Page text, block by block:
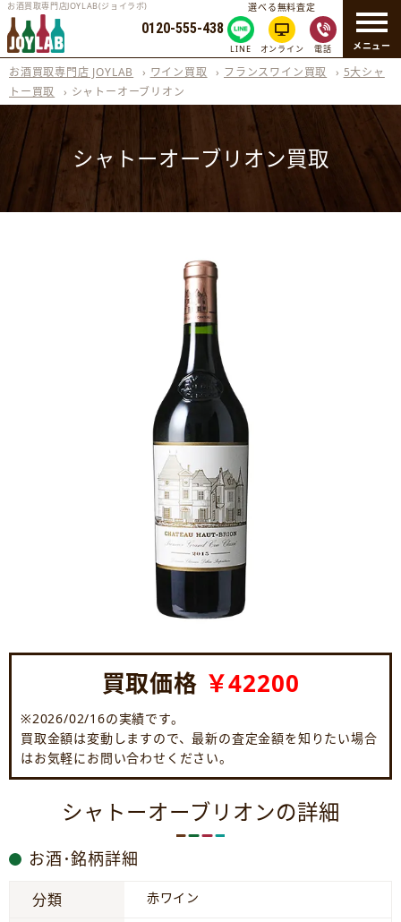
メニュー
お酒買取専門店JOYLAB(ジョイラボ)
0120-555-438
選べる無料査定
LINE オンライン 電話
お酒買取専門店 JOYLAB › ワイン買取 › フランスワイン買取 › 5大シャ
トー買取
› シャトーオーブリオン
シャトーオーブリオン買取
買取価格 ￥42200
※2026/02/16の実績です。
買取金額は変動しますので、最新の査定金額を知りたい場合
はお気軽にお問い合わせください。
シャトーオーブリオンの詳細
お酒･銘柄詳細
分類 赤ワイン